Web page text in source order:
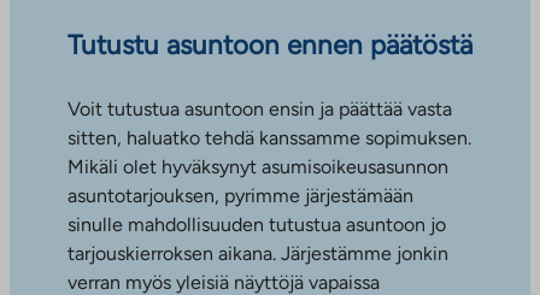
Tutustu asuntoon ennen päätöstä
Voit tutustua asuntoon ensin ja päättää vasta
sitten, haluatko tehdä kanssamme sopimuksen.
Mikäli olet hyväksynyt asumisoikeusasunnon
asuntotarjouksen, pyrimme järjestämään
sinulle mahdollisuuden tutustua asuntoon jo
tarjouskierroksen aikana. Järjestämme jonkin
verran myös yleisiä näyttöjä vapaissa